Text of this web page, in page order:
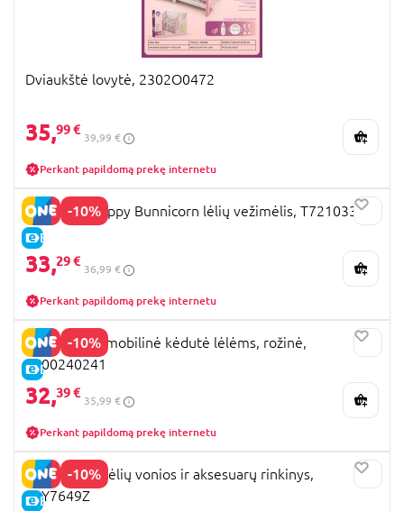
Dviaukštė lovytė, 2302O0472
35,99 €
39,99 €
Perkant papildomą prekę internetu
-10%
E-KAINA
509 Crew Happy Bunnicorn lėlių vežimėlis, T721033
33,29 €
36,99 €
Perkant papildomą prekę internetu
-10%
E-KAINA
SMOBY automobilinė kėdutė lėlėms, rožinė,
7600240241
32,39 €
35,99 €
Perkant papildomą prekę internetu
-10%
E-KAINA
LULLABABY lėlių vonios ir aksesuarų rinkinys,
LBY7649Z